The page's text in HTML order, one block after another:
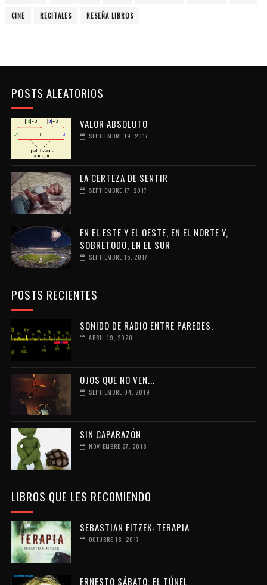
CINE RECITALES RESEÑA LIBROS
POSTS ALEATORIOS
VALOR ABSOLUTO
SEPTIEMBRE 19, 2017
LA CERTEZA DE SENTIR
SEPTIEMBRE 17, 2017
EN EL ESTE Y EL OESTE, EN EL NORTE Y,
SOBRETODO, EN EL SUR
SEPTIEMBRE 15, 2017
POSTS RECIENTES
SONIDO DE RADIO ENTRE PAREDES.
ABRIL 19, 2020
OJOS QUE NO VEN...
SEPTIEMBRE 04, 2019
SIN CAPARAZÓN
NOVIEMBRE 27, 2018
LIBROS QUE LES RECOMIENDO
SEBASTIAN FITZEK: TERAPIA
OCTUBRE 18, 2017
ERNESTO SÁBATO: EL TÚNEL